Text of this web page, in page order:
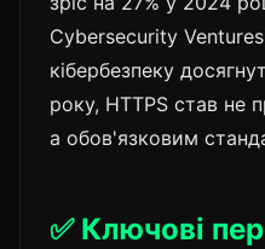
Cybersecurity
кібербезпеку
року, HTTPS став не
а обов'язковим
✅ Ключові